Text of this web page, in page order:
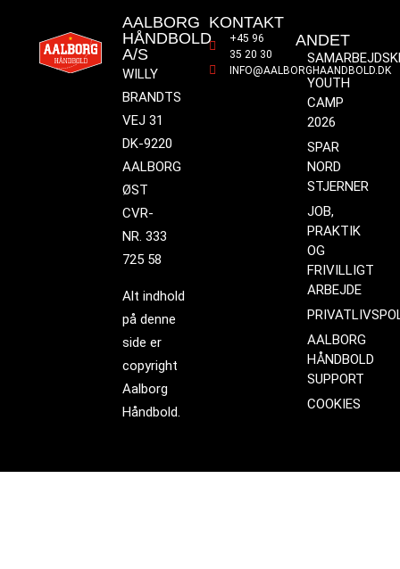
AALBORG
HÅNDBOLD
A/S
WILLY
BRANDTS
VEJ 31
DK-9220
AALBORG
ØST
CVR-
NR. 333
725 58
Alt indhold
på denne
side er
copyright
Aalborg
Håndbold.
KONTAKT
+45 96
35 20 30
INFO@AALBORGHAANDBOLD.DK
ANDET
YOUTH
CAMP
2026
SPAR
NORD
STJERNER
JOB,
PRAKTIK
OG
FRIVILLIGT
ARBEJDE
AALBORG
HÅNDBOLD
SUPPORT
COOKIES